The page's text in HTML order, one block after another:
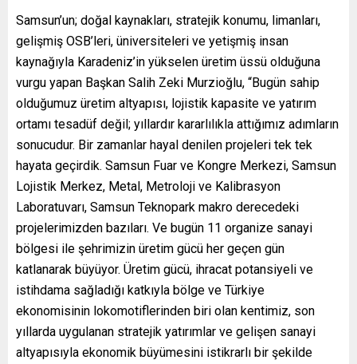
Samsun’un; doğal kaynakları, stratejik konumu, limanları,
gelişmiş OSB’leri, üniversiteleri ve yetişmiş insan
kaynağıyla Karadeniz’in yükselen üretim üssü olduğuna
vurgu yapan Başkan Salih Zeki Murzioğlu, “Bugün sahip
olduğumuz üretim altyapısı, lojistik kapasite ve yatırım
ortamı tesadüf değil; yıllardır kararlılıkla attığımız adımların
sonucudur. Bir zamanlar hayal denilen projeleri tek tek
hayata geçirdik. Samsun Fuar ve Kongre Merkezi, Samsun
Lojistik Merkez, Metal, Metroloji ve Kalibrasyon
Laboratuvarı, Samsun Teknopark makro derecedeki
projelerimizden bazıları. Ve bugün 11 organize sanayi
bölgesi ile şehrimizin üretim gücü her geçen gün
katlanarak büyüyor. Üretim gücü, ihracat potansiyeli ve
istihdama sağladığı katkıyla bölge ve Türkiye
ekonomisinin lokomotiflerinden biri olan kentimiz, son
yıllarda uygulanan stratejik yatırımlar ve gelişen sanayi
altyapısıyla ekonomik büyümesini istikrarlı bir şekilde